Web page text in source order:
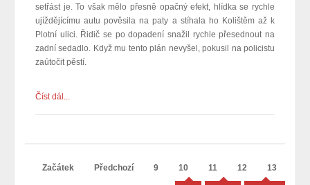
setřást je. To však mělo přesně opačný efekt, hlídka se rychle
ujíždějícímu autu pověsila na paty a stíhala ho Kolištěm až k
Plotní ulici. Řidič se po dopadení snažil rychle přesednout na
zadní sedadlo. Když mu tento plán nevyšel, pokusil na policistu
zaútočit pěstí.
Číst dál...
Začátek Předchozí 9 10 11 12 13